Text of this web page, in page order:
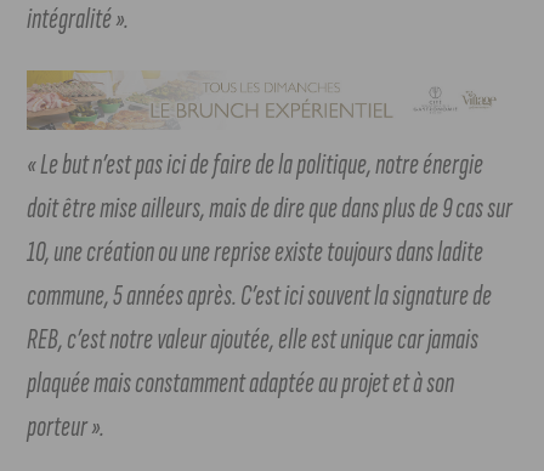
intégralité ».
« Le but n’est pas ici de faire de la politique, notre énergie
doit être mise ailleurs, mais de dire que dans plus de 9 cas sur
10, une création ou une reprise existe toujours dans ladite
commune, 5 années après. C’est ici souvent la signature de
REB, c’est notre valeur ajoutée, elle est unique car jamais
plaquée mais constamment adaptée au projet et à son
porteur ».